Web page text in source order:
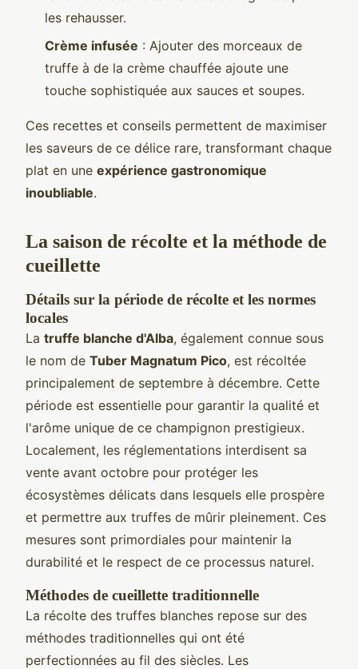
les rehausser.
Crème infusée : Ajouter des morceaux de
truffe à de la crème chauffée ajoute une
touche sophistiquée aux sauces et soupes.
Ces recettes et conseils permettent de maximiser
les saveurs de ce délice rare, transformant chaque
plat en une expérience gastronomique
inoubliable.
La saison de récolte et la méthode de
cueillette
Détails sur la période de récolte et les normes
locales
La truffe blanche d'Alba, également connue sous
le nom de Tuber Magnatum Pico, est récoltée
principalement de septembre à décembre. Cette
période est essentielle pour garantir la qualité et
l'arôme unique de ce champignon prestigieux.
Localement, les réglementations interdisent sa
vente avant octobre pour protéger les
écosystèmes délicats dans lesquels elle prospère
et permettre aux truffes de mûrir pleinement. Ces
mesures sont primordiales pour maintenir la
durabilité et le respect de ce processus naturel.
Méthodes de cueillette traditionnelle
La récolte des truffes blanches repose sur des
méthodes traditionnelles qui ont été
perfectionnées au fil des siècles. Les